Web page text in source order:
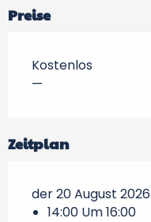
Preise
Kostenlos
—
Zeitplan
der 20 August 2026
14:00 Um 16:00